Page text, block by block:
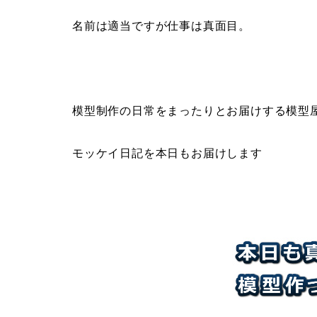
名前は適当ですが仕事は真面目。
模型制作の日常をまったりとお届けする模型
モッケイ日記を本日もお届けします